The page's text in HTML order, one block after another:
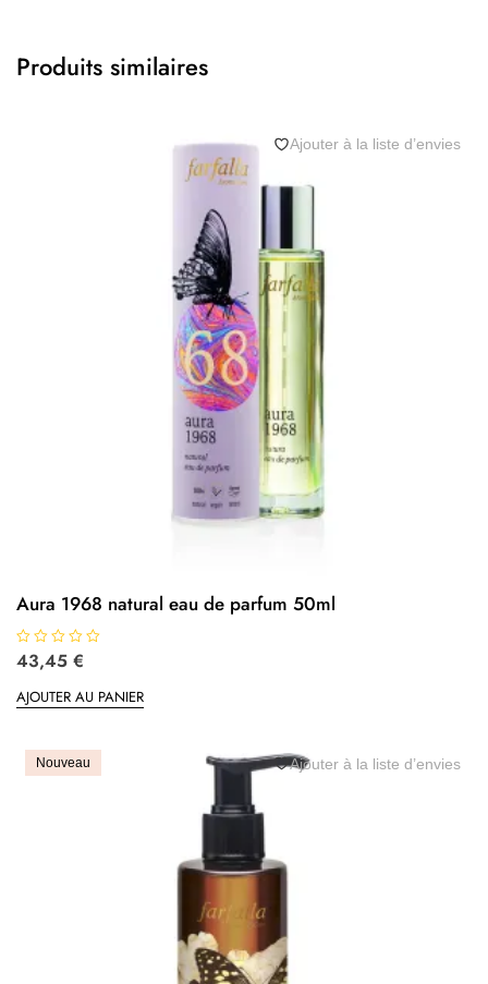
Produits similaires
Ajouter à la liste d’envies
Aura 1968 natural eau de parfum 50ml
N
o
e
0
43,45 €
AJOUTER AU PANIER
Nouveau Ajouter à la liste d’envies